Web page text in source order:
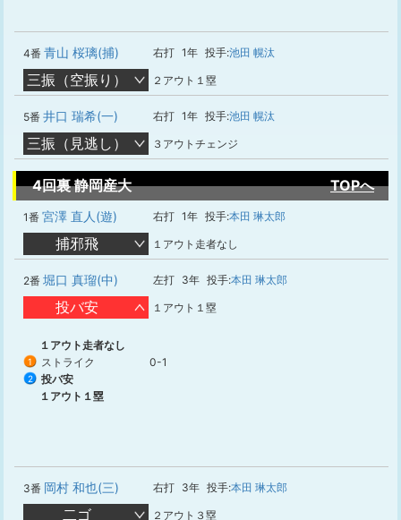
4番 青山 桜璃(捕) 右打 1年 投手:池田 幌汰
三振（空振り） ２アウト１塁
5番 井口 瑞希(一) 右打 1年 投手:池田 幌汰
三振（見逃し） ３アウトチェンジ
4回裏 静岡産大 TOPへ
1番 宮澤 直人(遊) 右打 1年 投手:本田 琳太郎
捕邪飛 １アウト走者なし
2番 堀口 真瑠(中) 左打 3年 投手:本田 琳太郎
投バ安 １アウト１塁
１アウト走者なし
1 ストライク 0-1
2
投バ安
１アウト１塁
3番 岡村 和也(三) 右打 3年 投手:本田 琳太郎
二ゴ ２アウト３塁